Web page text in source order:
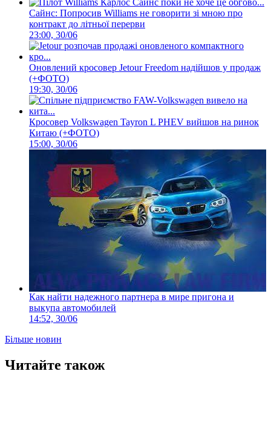
Сайнс: Попросив Williams не говорити зі мною про
контракт до літньої перерви
23:00, 30/06
Оновлений кросовер Jetour Freedom надійшов у продаж
(+ФОТО)
19:30, 30/06
Кросовер Volkswagen Tayron L PHEV вийшов на ринок
Китаю (+ФОТО)
15:00, 30/06
Как найти надежного партнера в мире пригона и
выкупа автомобилей
14:52, 30/06
Більше новин
Читайте також